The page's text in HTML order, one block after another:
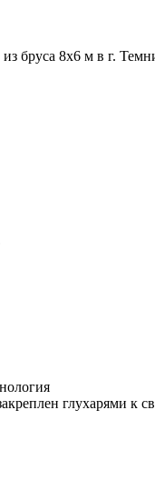
бруса 8х6 м в г.
глухарями к